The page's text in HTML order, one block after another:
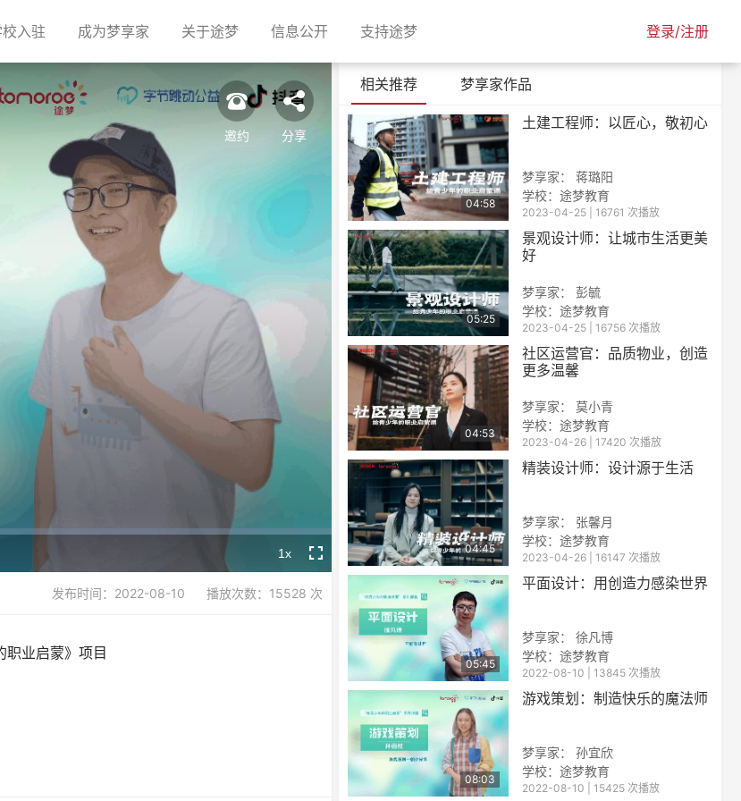
校入驻(current)成为梦享家(current)关于途梦(current)信息公开(current)支持途梦(current) 登录/注册
Playback
Rate
1x Fullscreen
邀约 分享
发布时间：2022-08-10 播放次数：15528 次
业启蒙》项目
相关推荐 梦享家作品
04:58
土建工程师：以匠心，敬初心
梦享家： 蒋璐阳
学校： 途梦教育
2023-04-25 | 16761 次播放
05:25
景观设计师：让城市生活更美
好
梦享家： 彭毓
学校： 途梦教育
2023-04-25 | 16756 次播放
04:53
社区运营官：品质物业，创造
更多温馨
梦享家： 莫小青
学校： 途梦教育
2023-04-26 | 17420 次播放
04:45
精装设计师：设计源于生活
梦享家： 张馨月
学校： 途梦教育
2023-04-26 | 16147 次播放
05:45
平面设计：用创造力感染世界
梦享家： 徐凡博
学校： 途梦教育
2022-08-10 | 13845 次播放
08:03
游戏策划：制造快乐的魔法师
梦享家： 孙宜欣
学校： 途梦教育
2022-08-10 | 15425 次播放